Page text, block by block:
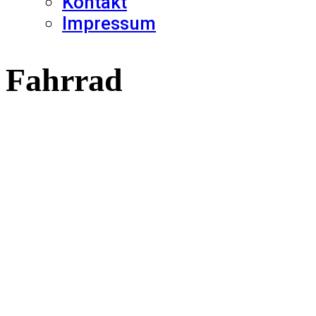
Impressum
Fahrrad